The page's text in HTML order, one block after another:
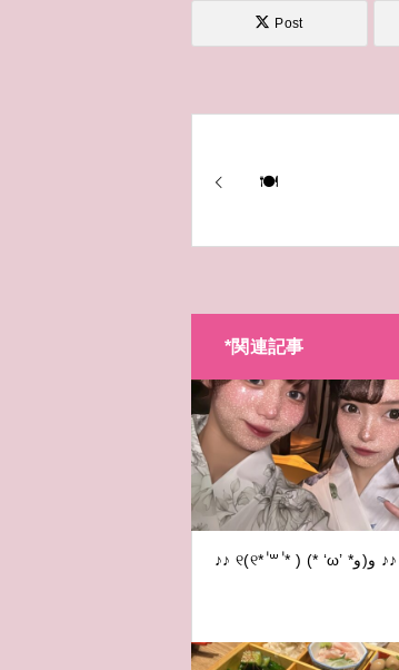
Post
🍽
*関連記事
♪♪ ୧(୧* ॑꒳ ॑* ) ‎(* ‘ω’ *و(و ♪♪